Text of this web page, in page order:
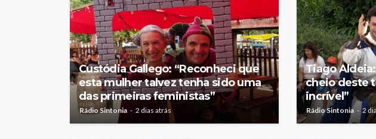
Custódia Gallego: “Reconheci que
esta mulher talvez tenha sido uma
das primeiras feministas”
Rádio Sintonia 2 dias atrás
Tiago
cheio deste
incrível”
Rádio Sintonia 2